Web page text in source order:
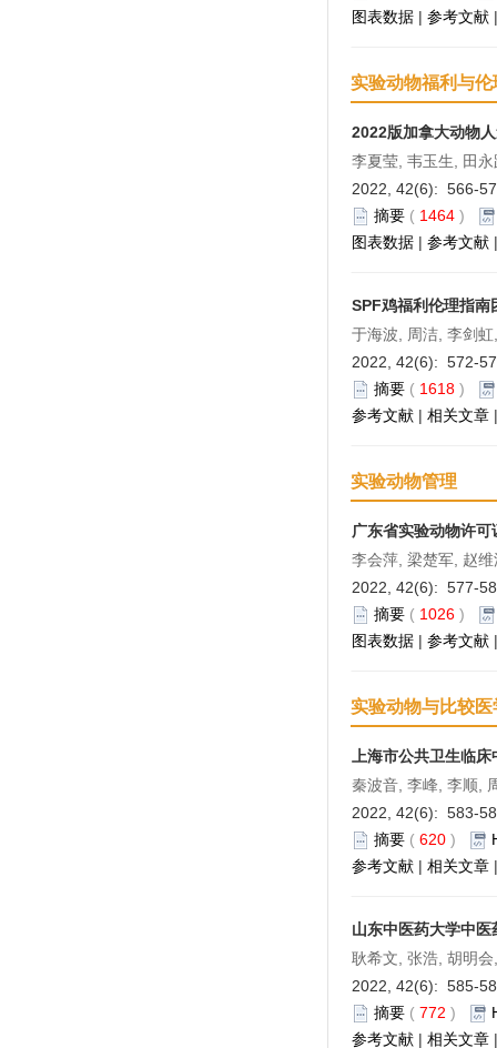
图表数据 | 参考文献
实验动物福利与伦
2022版加拿大动物
李夏莹, 韦玉生, 田
2022, 42(6): 566-
摘要 ( 1464 )
图表数据 | 参考文献
SPF鸡福利伦理指南
于海波, 周洁, 李剑
2022, 42(6): 572-
摘要 ( 1618 )
参考文献 | 相关文章
实验动物管理
广东省实验动物许可
李会萍, 梁楚军, 赵维
2022, 42(6): 577-
摘要 ( 1026 )
图表数据 | 参考文献
实验动物与比较
上海市公共卫生临
秦波音, 李峰, 李顺,
2022, 42(6): 583-
摘要 ( 620 )
参考文献 | 相关文章
山东中医药大学中
耿希文, 张浩, 胡明
2022, 42(6): 585-
摘要 ( 772 )
参考文献 | 相关文章